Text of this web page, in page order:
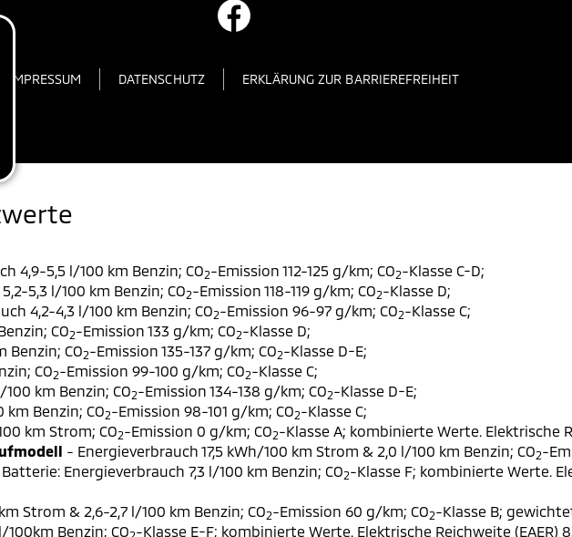
IMPRESSUM DATENSCHUTZ ERKLÄRUNG ZUR BARRIEREFREIHEIT
4,9-5,5 l/100 km Benzin; CO2-Emission 112-125 g/km; CO2-Klasse C-D;
5,3 l/100 km Benzin; CO2-Emission 118-119 g/km; CO2-Klasse D;
4,2-4,3 l/100 km Benzin; CO2-Emission 96-97 g/km; CO2-Klasse C;
CO2-Emission 133 g/km; CO2-Klasse D;
Benzin; CO2-Emission 135-137 g/km; CO2-Klasse D-E;
CO2-Emission 99-100 g/km; CO2-Klasse C;
km Benzin; CO2-Emission 134-138 g/km; CO2-Klasse D-E;
Benzin; CO2-Emission 98-101 g/km; CO2-Klasse C;
km Strom; CO2-Emission 0 g/km; CO2-Klasse A; kombinierte Werte. Elektrische
- Energieverbrauch 17,5 kWh/100 km Strom & 2,0 l/100 km Benzin; CO2-
Energieverbrauch 7,3 l/100 km Benzin; CO2-Klasse F; kombinierte Werte.
Strom & 2,6-2,7 l/100 km Benzin; CO2-Emission 60 g/km; CO2-Klasse B;
Benzin; CO -Klasse E-F; kombinierte Werte. Elektrische Reichweite (EAER)